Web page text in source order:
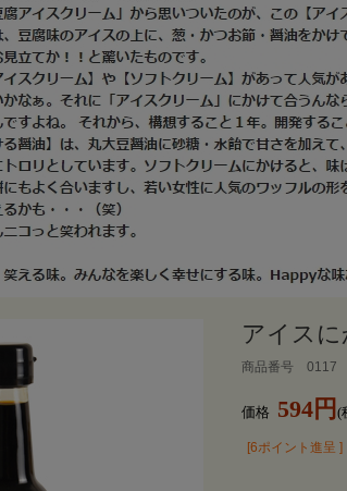
アイス
商品番号 0117
価格 594円 (
[6ポイント進呈 ]